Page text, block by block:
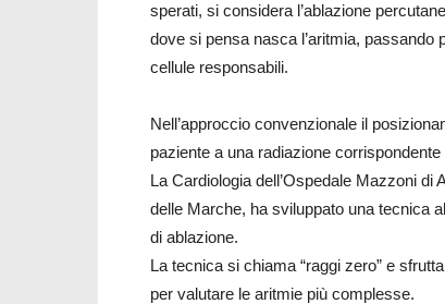
sperati, si considera l’ablazione
dove si pensa nasca l’aritmia,
cellule responsabili.
Nell’approccio convenzionale il
paziente a una radiazione
La Cardiologia dell’Ospedale Mazzoni di
delle Marche, ha sviluppato una tecnica
di ablazione.
La tecnica si chiama “raggi zero” e
per valutare le aritmie più complesse.